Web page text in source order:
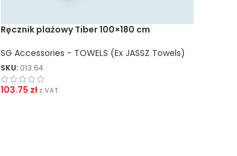
Ręcznik plażowy Tiber 100×180 cm
SG Accessories - TOWELS (Ex JASSZ Towels)
SKU: 013.64
103.75 zł z VAT